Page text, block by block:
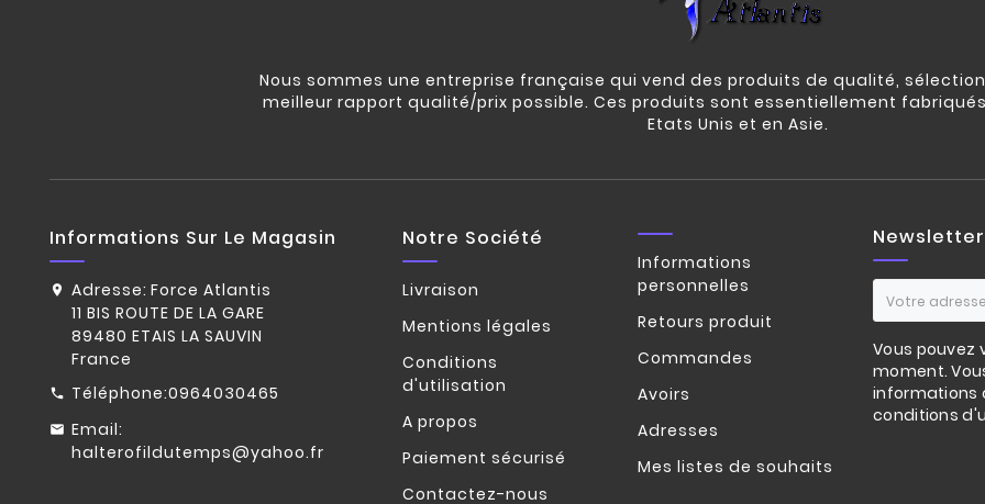
Nous sommes une entreprise française qui vend des produits de qualité,
meilleur rapport qualité/prix possible. Ces produits sont essentiellement fabriqués
Etats Unis et en Asie.
Informations Sur Le Magasin
Adresse: Force Atlantis
11 BIS ROUTE DE LA GARE
89480 ETAIS LA SAUVIN
France
Téléphone:0964030465
Email:
halterofildutemps@yahoo.fr
Notre Société
Livraison
Mentions légales
Conditions
d'utilisation
A propos
Paiement sécurisé
Contactez-nous
Informations
personnelles
Retours produit
Commandes
Avoirs
Adresses
Mes listes de souhaits
Newsletter
Vous pouvez
moment.
informations
conditions